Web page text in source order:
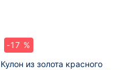
-17 %
Кулон из золота красного